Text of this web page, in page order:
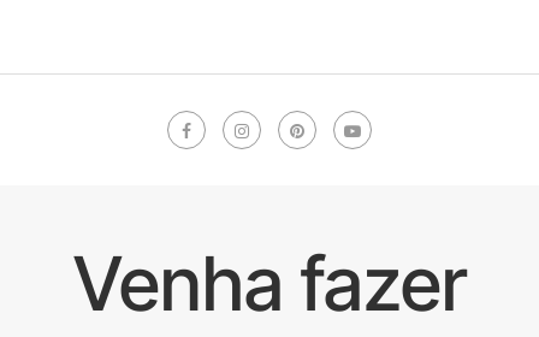
Venha fazer